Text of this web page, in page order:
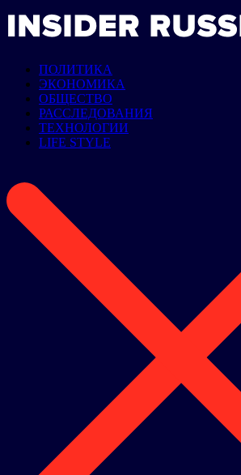
ПОЛИТИКА
ЭКОНОМИКА
ОБЩЕСТВО
РАССЛЕДОВАНИЯ
ТЕХНОЛОГИИ
LIFE STYLE